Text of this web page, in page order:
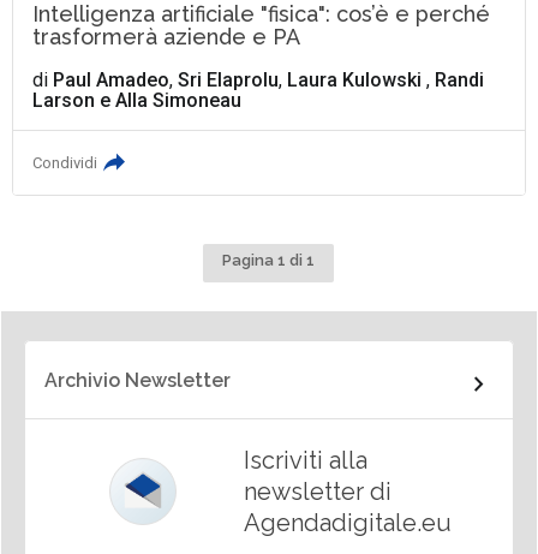
Intelligenza artificiale "fisica": cos’è e perché
trasformerà aziende e PA
di Paul Amadeo,Sri Elaprolu, Laura Kulowski, Randi
Larson eAlla Simoneau
Condividi
Pagina 1 di 1
Archivio Newsletter
Iscriviti alla
newsletter di
Agendadigitale.eu